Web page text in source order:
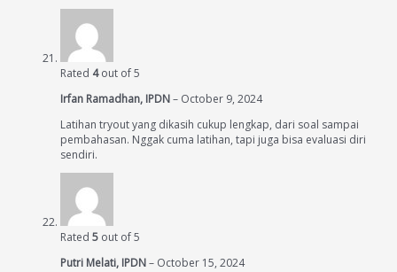
Rated 4out of 5
Irfan Ramadhan, IPDN– October 9, 2024
Latihan tryout yang dikasih cukup lengkap, dari soal sampai
pembahasan. Nggak cuma latihan, tapi juga bisa evaluasi diri
sendiri.
Rated 5 out of 5
Putri Melati, IPDN– October 15, 2024